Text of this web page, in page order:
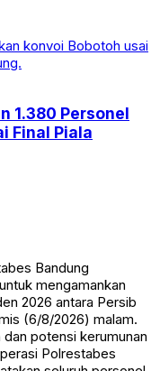
1.380 Personel
Final Piala
Bandung
mengamankan
2026 antara Persib
(6/8/2026) malam.
potensi kerumunan
Polrestabes